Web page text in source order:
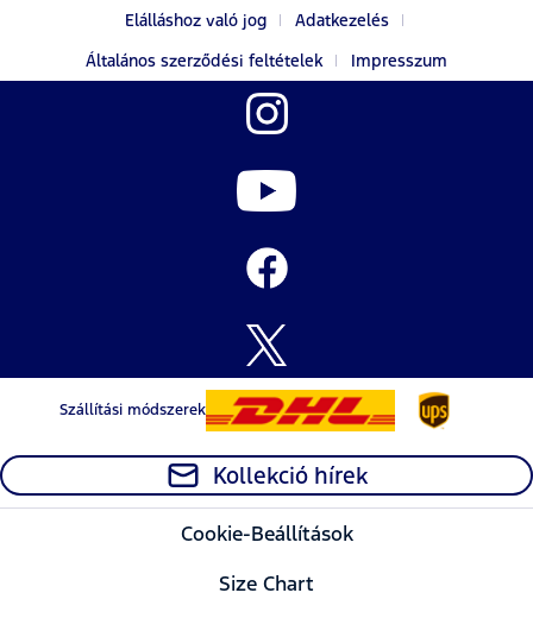
Elálláshoz való jog
Adatkezelés
Általános szerződési feltételek
Impresszum
Szállítási módszerek
Kollekció hírek
Cookie-Beállítások
Size Chart